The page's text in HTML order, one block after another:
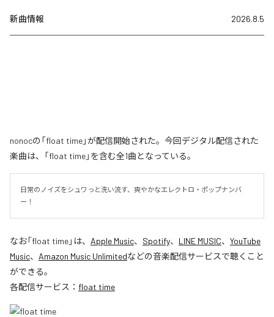
新曲情報 2026.8.5
nonocの「float time」が配信開始された。今回デジタル配信された
楽曲は、「float time」を含む全1曲となっている。
日常のノイズをシュワっと洗い流す、爽やかなエレクトロ・ポップナンバ
ー！
なお「float time」は、 Apple Music、 Spotify、 LINE MUSIC、 YouTube
Music、 Amazon Music Unlimitedなどの音楽配信サービスで聴くこと
ができる。
各配信サービス： float time